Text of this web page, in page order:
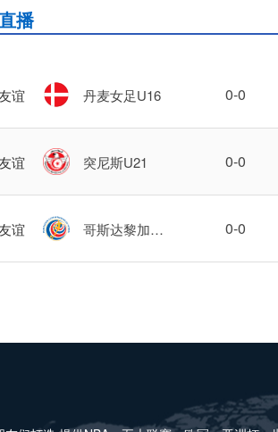
播
谊 丹麦女足U16 0-0
谊 突尼斯U21 0-0
谊
哥斯达黎加U
0-0